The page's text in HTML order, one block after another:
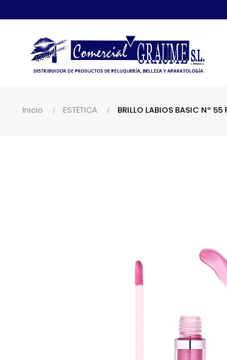
Inicio ESTÉTICA BRILLO LABIOS BASIC Nº 55